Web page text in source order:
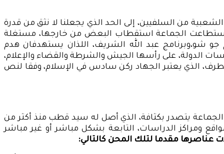
من السلفيين، إلى الحد الذي يجعلنا لا نثق من قدرة
استطاعت الجماعة استقطاب البعض من خارجها، مستغلة
شو،وبرنامج عبد الله الشريف، اللذان يستهدفان هدم
الدولة، على رأسها الجيش والشرطة والقضاء والإعلام،
الذي يعتبر الجهاد ركن سادس في الإسلام، وفقا لنص
الجماعة يتصدر بكثافة، الذي أصل له سيد قطب منذ أكثر من
ومراكز الدراسات، التابعة بشكل مباشر أو غير مباشر
عناصرها مقدما لتلك المحن كالتالي: